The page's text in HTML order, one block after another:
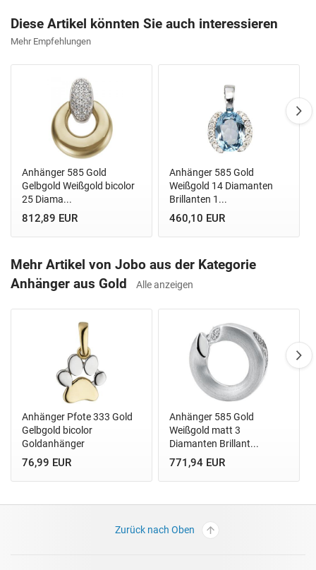
Diese Artikel könnten Sie auch interessieren
Mehr Empfehlungen
Anhänger 585 Gold
Gelbgold Weißgold bicolor
25 Diama...
812,89 EUR
Anhänger 585 Gold
Weißgold 14 Diamanten
Brillanten 1...
460,10 EUR
Mehr Artikel von Jobo aus der Kategorie
Anhänger aus Gold
Alle anzeigen
Anhänger Pfote 333 Gold
Gelbgold bicolor
Goldanhänger
76,99 EUR
Anhänger 585 Gold
Weißgold matt 3
Diamanten Brillant...
771,94 EUR
Zurück nach Oben